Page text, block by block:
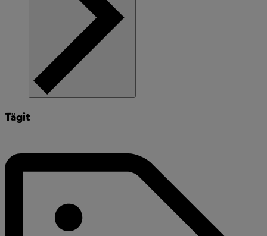
Tägit